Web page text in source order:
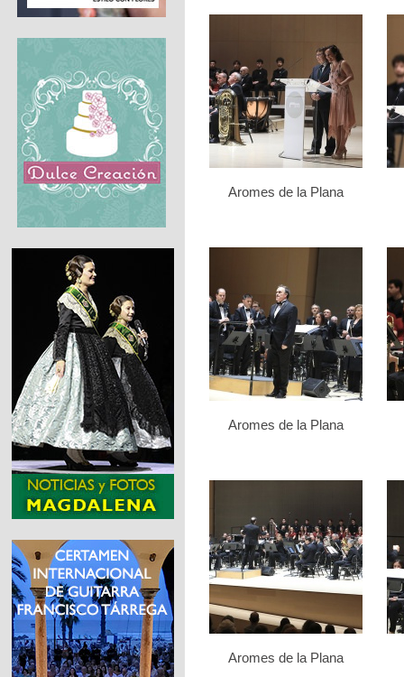
Aromes de la Plana
Aromes de la Plana
Aromes de la Plana